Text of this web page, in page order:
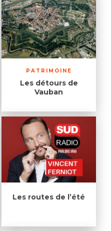
PATRIMOINE
Les détours de
Vauban
Les routes de l’été